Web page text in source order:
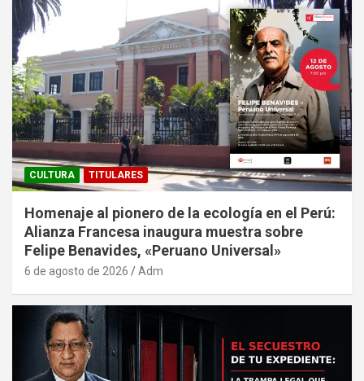
CULTURA TITULARES
Homenaje al pionero de la ecología en el Perú:
Alianza Francesa inaugura muestra sobre
Felipe Benavides, «Peruano Universal»
6 de agosto de 2026 Adm